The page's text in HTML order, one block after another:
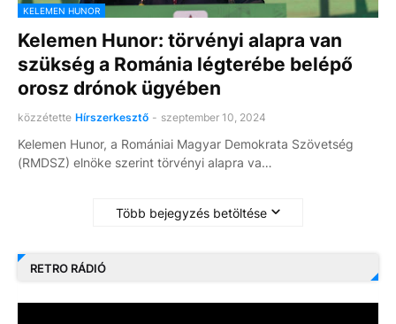
KELEMEN HUNOR
Kelemen Hunor: törvényi alapra van
szükség a Románia légterébe belépő
orosz drónok ügyében
közzétette Hírszerkesztő - szeptember 10, 2024
Kelemen Hunor, a Romániai Magyar Demokrata Szövetség
(RMDSZ) elnöke szerint törvényi alapra va…
Több bejegyzés betöltése
RETRO RÁDIÓ